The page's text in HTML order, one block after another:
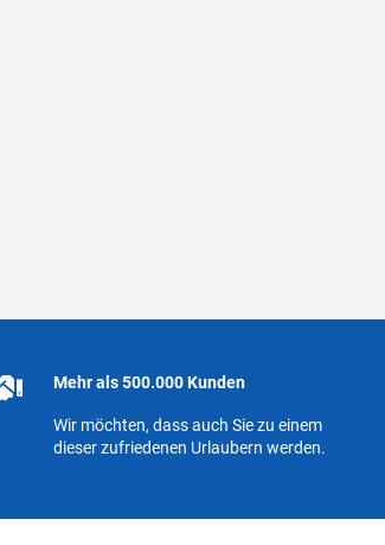
Mehr als 500.000 Kunden
Wir möchten, dass auch Sie zu einem
dieser zufriedenen Urlaubern werden.